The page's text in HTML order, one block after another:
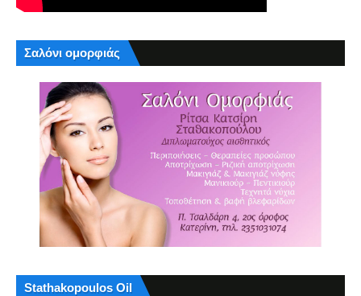
Σαλόνι ομορφιάς
Stathakopoulos Oil